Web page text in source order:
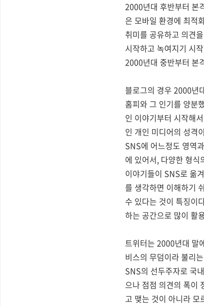
2000년대 후반부터 본
은 모바일 환경에 최적
취미를 공유하고 의견
시작하고 녹여지기 시
2000년대 중반부터 본
블로그의 경우 2000년
홈피와 그 인기를 양분
인 이야기부터 시작해
인 개인 미디어의 성격
SNS에 어느정도 영역
에 있어서, 다양한 형
이야기들이 SNS로 옮
를 생각하면 이해하기
수 있다는 것이 특징이
하는 공간으로 많이 활
트위터는 2000년대 말
비스의 무덤이라 불리
SNS의 선두주자로 국
으나 점점 의견의 폭이
고 맺는 것이 아니라